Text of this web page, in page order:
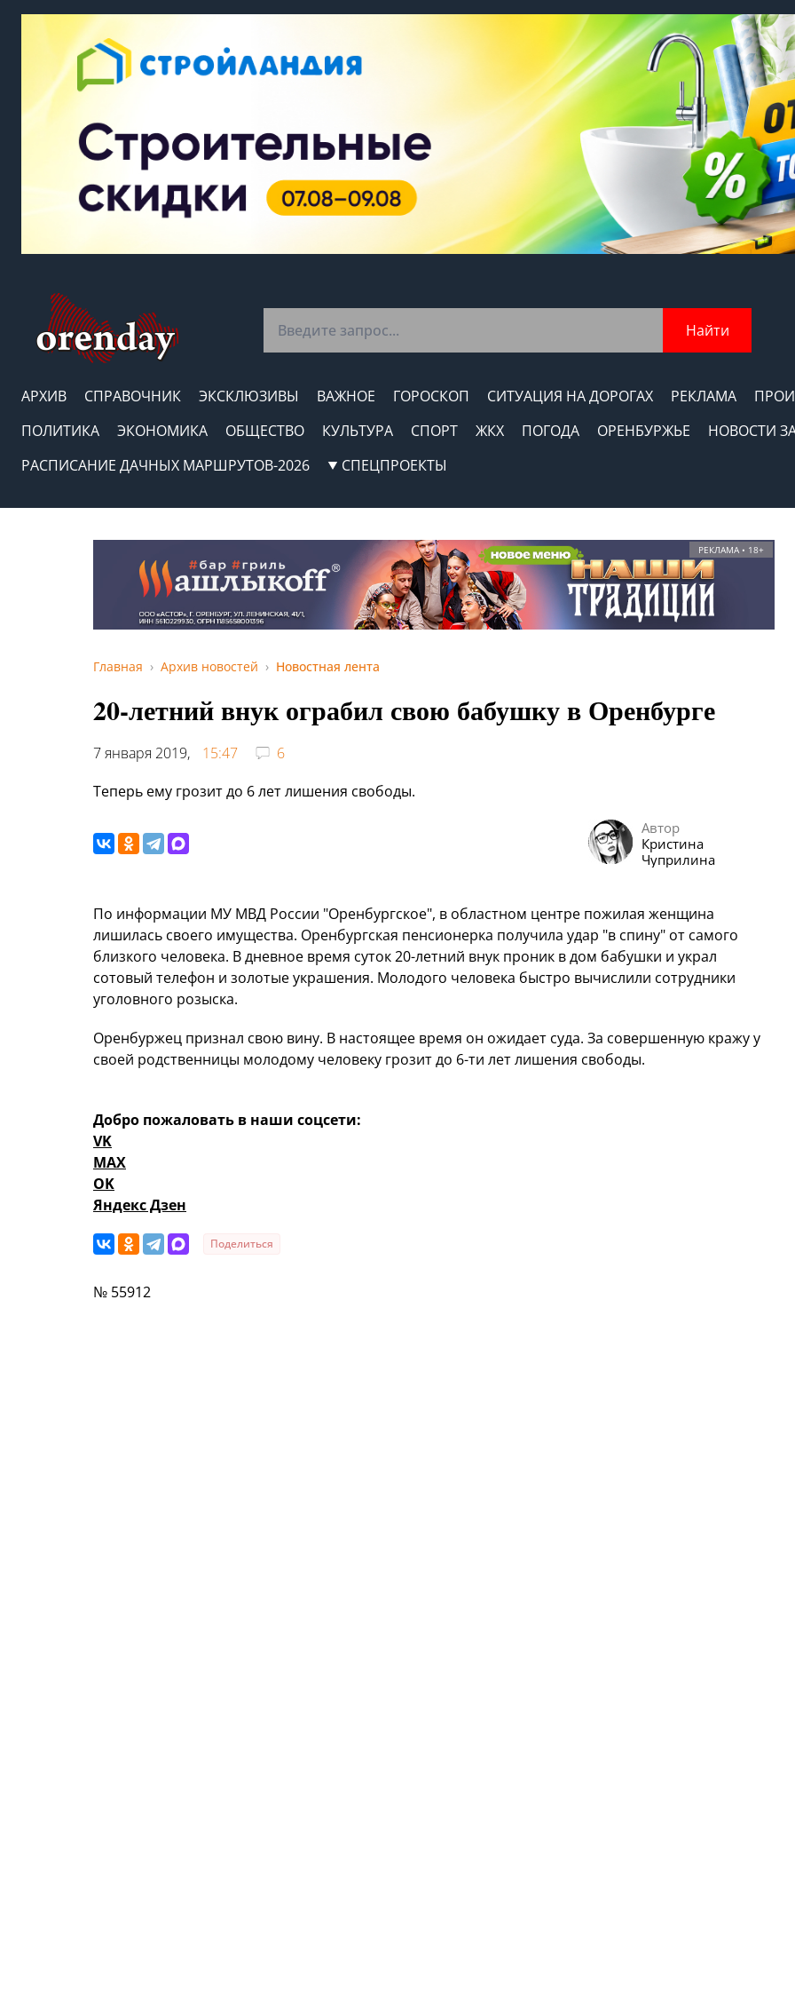
Найти
АРХИВ СПРАВОЧНИК ЭКСКЛЮЗИВЫ ВАЖНОЕ ГОРОСКОП СИТУАЦИЯ НА ДОРОГАХ РЕКЛАМА
ПОЛИТИКА
ЭКОНОМИКА ОБЩЕСТВО КУЛЬТУРА СПОРТ ЖКХ ПОГОДА ОРЕНБУРЖЬЕ
НОВОСТИ
РАСПИСАНИЕ ДАЧНЫХ МАРШРУТОВ-2026
СПЕЦПРОЕКТЫ
РЕКЛАМА • 18+
Главная Архив новостей Новостная лента
20-летний внук ограбил свою бабушку в Оренбурге
7 января 2019, 15:47
6
Теперь ему грозит до 6 лет лишения свободы.
Автор
Кристина
Чуприлина
По информации МУ МВД России "Оренбургское", в областном центре пожилая женщина
лишилась своего имущества. Оренбургская пенсионерка получила удар "в спину" от самого
близкого человека. В дневное время суток 20-летний внук проник в дом бабушки и украл
сотовый телефон и золотые украшения. Молодого человека быстро вычислили сотрудники
уголовного розыска.
Оренбуржец признал свою вину. В настоящее время он ожидает суда. За совершенную кражу у
своей родственницы молодому человеку грозит до 6-ти лет лишения свободы.
Добро пожаловать в наши соцсети:
VK
MAX
OK
Яндекс Дзен
Поделиться
№ 55912